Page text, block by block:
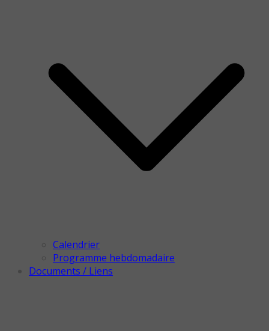
Calendrier
Programme hebdomadaire
Documents / Liens